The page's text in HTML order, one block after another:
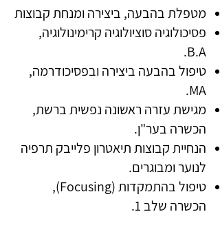
מטפלת בהבעה, ביצירה ומנחת קבוצות
פסיכולוגיה סוציולוגיה קרימינולוגיה,
B.A.
טיפול בהבעה ביצירה ובפסיכודרמה,
MA.
מגישת עזרה ראשונה נפשית ברשת,
הכשרה בער"ן.
הנחיית קבוצות תיאטרון פלייבק תרפיה
לנוער ומבוגרים.
טיפול בהתמקדות (Focusing),
הכשרה שלב 1.